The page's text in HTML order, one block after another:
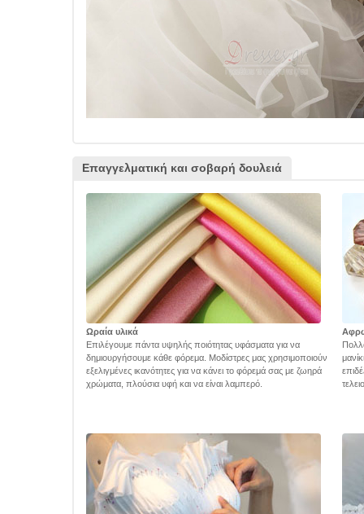
Επαγγελματική και σοβαρή δουλειά
Ωραία υλικά
Επιλέγουμε πάντα υψηλής ποιότητας υφάσματα για να
δημιουργήσουμε κάθε φόρεμα. Μοδίστρες μας χρησιμοποιούν
εξελιγμένες ικανότητες για να κάνει το φόρεμά σας με ζωηρά
χρώματα, πλούσια υφή και να είναι λαμπερό.